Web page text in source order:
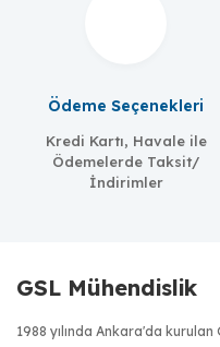
Ödeme Seçenekleri
Kredi Kartı, Havale ile
Ödemelerde Taksit/
İndirimler
GSL Mühendislik
1988 yılında Ankara'da